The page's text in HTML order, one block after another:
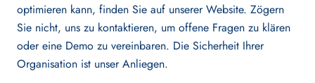
optimieren kann, finden Sie auf unserer Website. Zögern
Sie nicht, uns zu kontaktieren, um offene Fragen zu klären
oder eine Demo zu vereinbaren. Die Sicherheit Ihrer
Organisation ist unser Anliegen.